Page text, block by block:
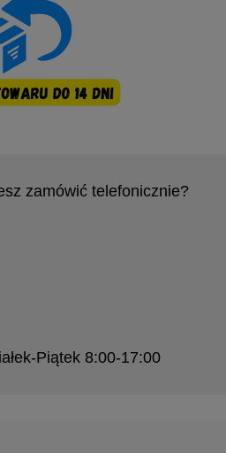
zamówić telefonicznie?
Piątek 8:00-17:00